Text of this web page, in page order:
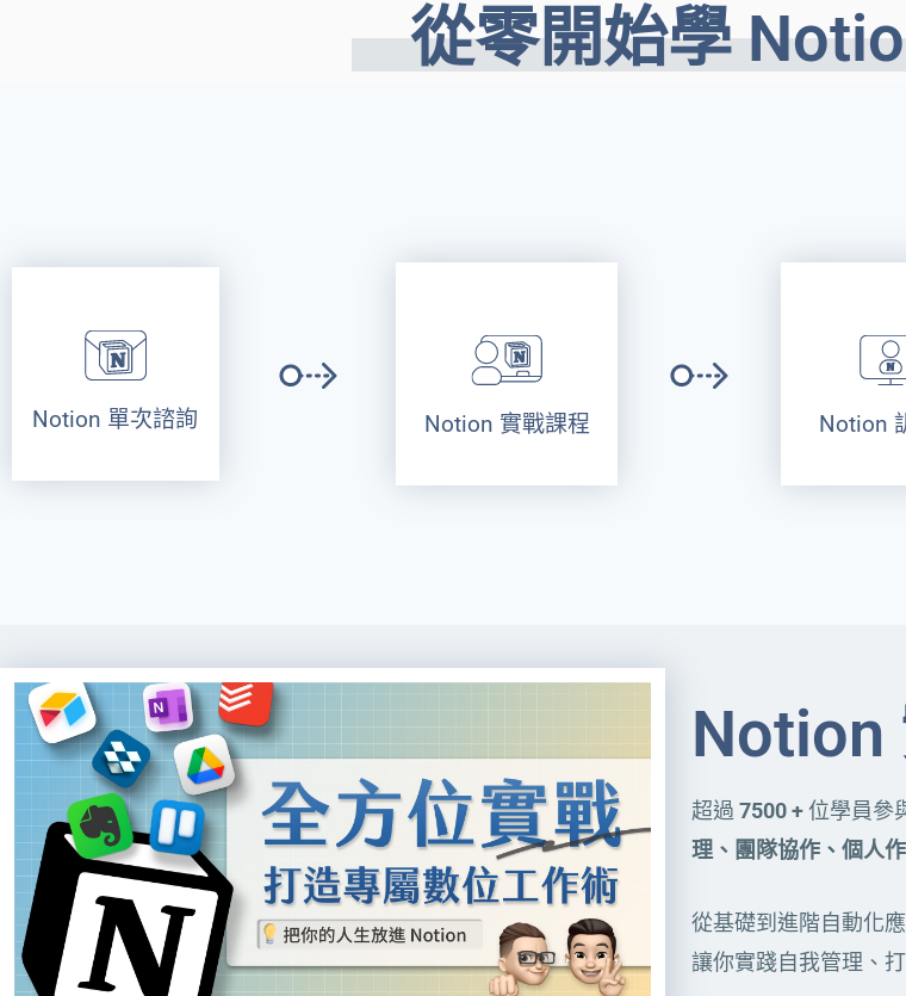
從零開始學
Notion 單次諮詢 Notion 實戰課程 Notion
Notion
超過 7500 + 位學員參
理、團隊協作、個人
從基礎到進階自動化
讓你實踐自我管理、